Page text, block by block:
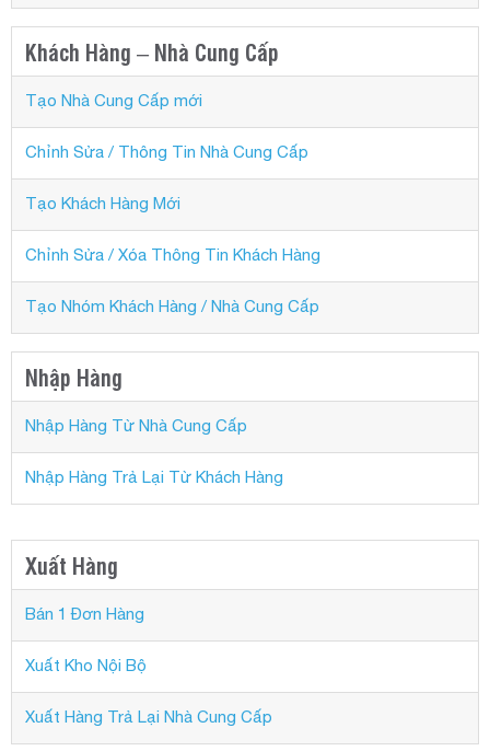
Khách Hàng – Nhà Cung Cấp
Tạo Nhà Cung Cấp mới
Chỉnh Sửa / Thông Tin Nhà Cung Cấp
Tạo Khách Hàng Mới
Chỉnh Sửa / Xóa Thông Tin Khách Hàng
Tạo Nhóm Khách Hàng / Nhà Cung Cấp
Nhập Hàng
Nhập Hàng Từ Nhà Cung Cấp
Nhập Hàng Trả Lại Từ Khách Hàng
Xuất Hàng
Bán 1 Đơn Hàng
Xuất Kho Nội Bộ
Xuất Hàng Trả Lại Nhà Cung Cấp